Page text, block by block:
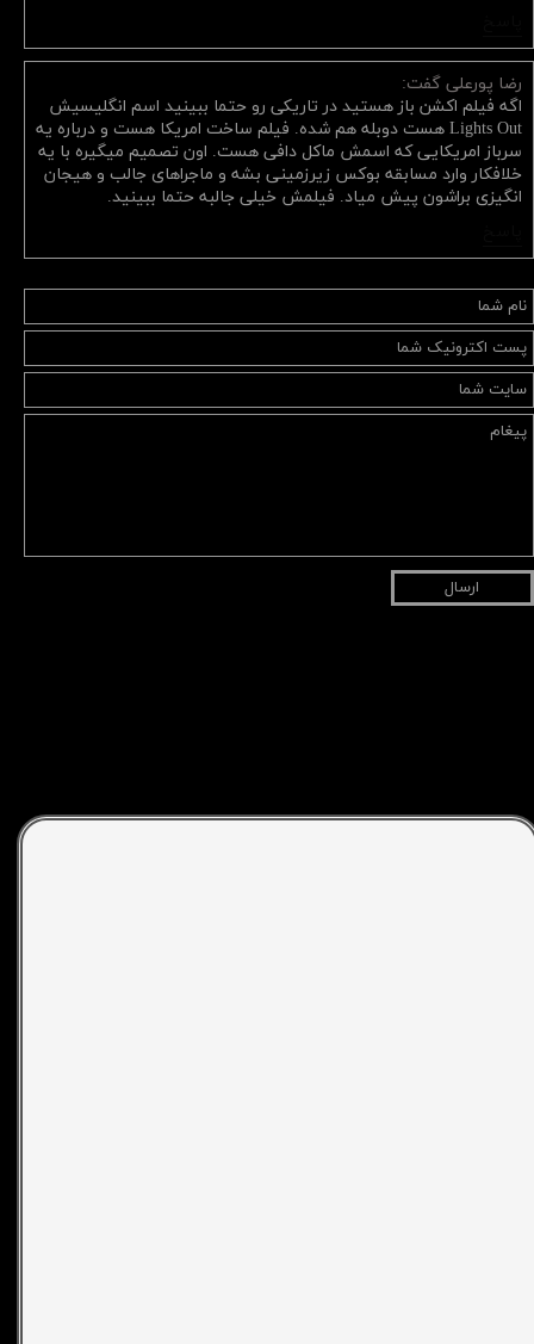
رضا پورعلی گفت:
اگه فیلم اکشن باز هستید در تاریکی رو حتما ببینید اسم انگلیسیش
Lights Out هست دوبله هم شده. فیلم ساخت امریکا هست و درباره یه
سرباز امریکایی که اسمش ماکل دافی هست. اون تصمیم میگیره با یه
خلافکار وارد مسابقه بوکس زیرزمینی بشه و ماجراهای جالب و هیجان
انگیزی براشون پیش میاد. فیلمش خیلی جالبه حتما ببینید.
ارسال